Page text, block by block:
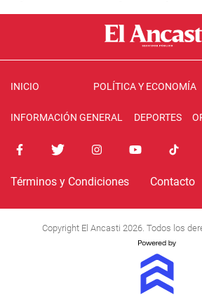
INICIO POLÍTICA Y ECONOMÍA
INFORMACIÓN GENERAL DEPORTES
Términos y Condiciones Contacto
Copyright El Ancasti 2026. Todos los